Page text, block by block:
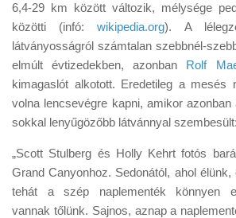
Tanácsok
Érdekességek
Helyszíni Riport
E-BB
6,4-29 km között változik, mélysége
közötti (infó:wikipedia.org). A
látványosságról számtalan szebbnél-
elmúlt évtizedekben, azonban Rolf
kimagaslót alkotott. Eredetileg a mesés
volna lencsevégre kapni, amikor
sokkal lenyűgözőbb látvánnyal szembesült:
„Scott Stulberg és Holly Kehrt fotós
Grand Canyonhoz. Sedonától, ahol
tehát a szép naplementék könnyen
vannak tőlünk. Sajnos, aznap a